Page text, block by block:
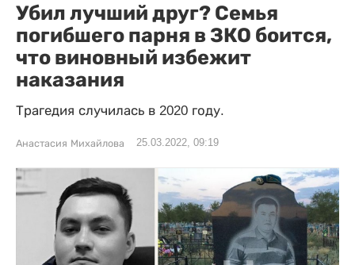
Убил лучший друг? Семья
погибшего парня в ЗКО боится,
что виновный избежит
наказания
Трагедия случилась в 2020 году.
Анастасия Михайлова 25.03.2022, 09:19